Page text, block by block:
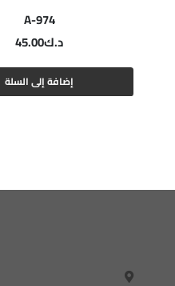
A-974
د.ك45.00
إضافة إلى السلة